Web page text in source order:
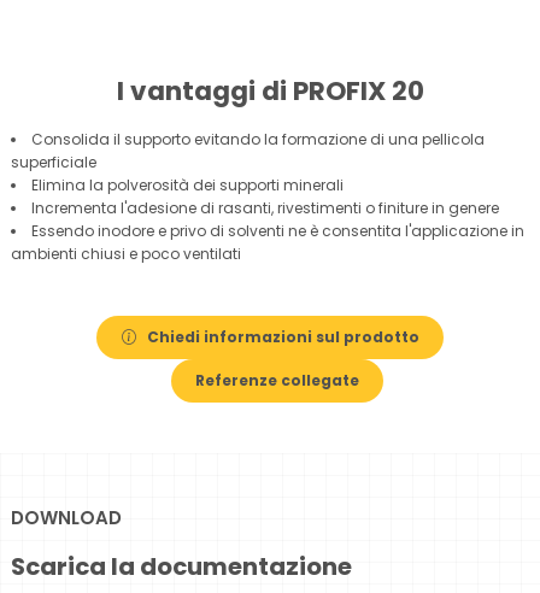
I vantaggi di PROFIX 20
Consolida il supporto evitando la formazione di una pellicola
superficiale
Elimina la polverosità dei supporti minerali
Incrementa l'adesione di rasanti, rivestimenti o finiture in genere
Essendo inodore e privo di solventi ne è consentita l'applicazione in
ambienti chiusi e poco ventilati
Chiedi informazioni sul prodotto
Referenze collegate
DOWNLOAD
Scarica la documentazione